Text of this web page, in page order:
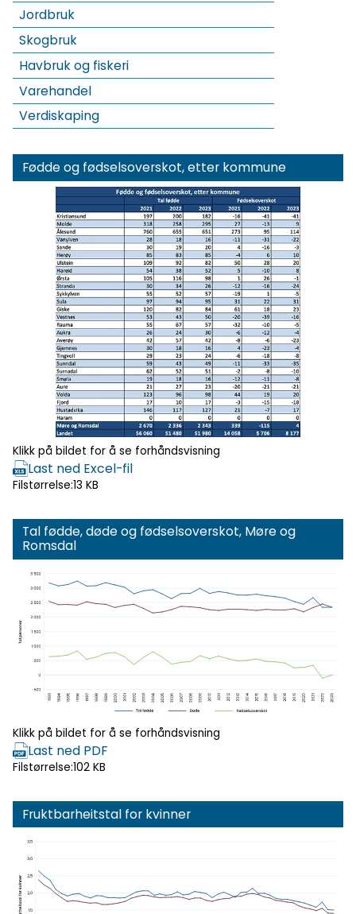
Jordbruk
Skogbruk
Havbruk og fiskeri
Varehandel
Verdiskaping
Fødde og fødselsoverskot, etter kommune
Klikk for
forhåndsvisning
Klikk på bildet for å se forhåndsvisning
Last ned Excel-fil
Filstørrelse:13 KB
Tal fødde, døde og fødselsoverskot, Møre og
Romsdal
forhåndsvisning
Klikk på bildet for å se forhåndsvisning
Last ned PDF
Filstørrelse:102 KB
Fruktbarheitstal for kvinner
Klikk for